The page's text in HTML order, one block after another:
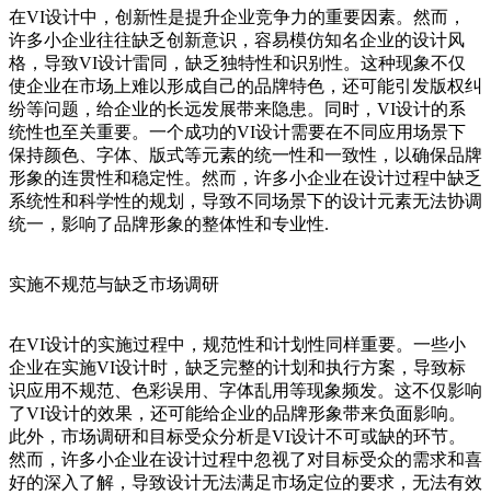
在VI设计中，创新性是提升企业竞争力的重要因素。然而，
许多小企业往往缺乏创新意识，容易模仿知名企业的设计风
格，导致VI设计雷同，缺乏独特性和识别性。这种现象不仅
使企业在市场上难以形成自己的品牌特色，还可能引发版权纠
纷等问题，给企业的长远发展带来隐患。同时，VI设计的系
统性也至关重要。一个成功的VI设计需要在不同应用场景下
保持颜色、字体、版式等元素的统一性和一致性，以确保品牌
形象的连贯性和稳定性。然而，许多小企业在设计过程中缺乏
系统性和科学性的规划，导致不同场景下的设计元素无法协调
统一，影响了品牌形象的整体性和专业性.
实施不规范与缺乏市场调研
在VI设计的实施过程中，规范性和计划性同样重要。一些小
企业在实施VI设计时，缺乏完整的计划和执行方案，导致标
识应用不规范、色彩误用、字体乱用等现象频发。这不仅影响
了VI设计的效果，还可能给企业的品牌形象带来负面影响。
此外，市场调研和目标受众分析是VI设计不可或缺的环节。
然而，许多小企业在设计过程中忽视了对目标受众的需求和喜
好的深入了解，导致设计无法满足市场定位的要求，无法有效